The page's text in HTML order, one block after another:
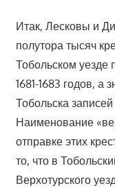
Итак, Лесковы и
полутора тысяч
Тобольском уезде
1681-1683 годов, а
Тобольска
Наименование
отправке этих
то, что в
Верхотурского